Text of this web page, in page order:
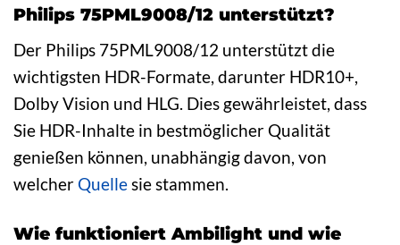
Philips 75PML9008/12 unterstützt?
Der Philips 75PML9008/12 unterstützt die
wichtigsten HDR-Formate, darunter HDR10+,
Dolby Vision und HLG. Dies gewährleistet, dass
Sie HDR-Inhalte in bestmöglicher Qualität
genießen können, unabhängig davon, von
welcher Quellesie stammen.
Wie funktioniert Ambilight und wie